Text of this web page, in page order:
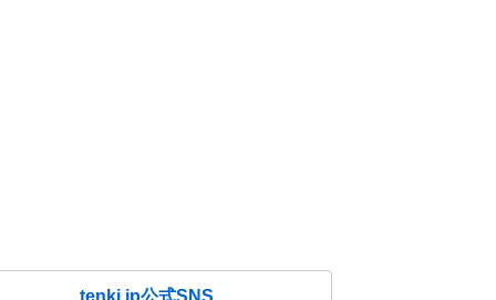
tenki.jp公式SNS